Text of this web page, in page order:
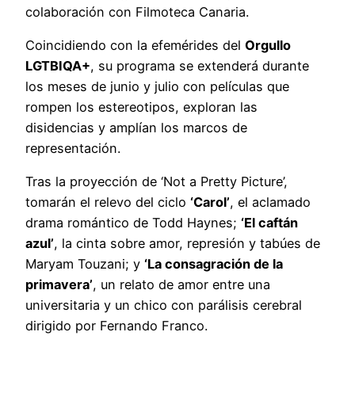
colaboración con Filmoteca Canaria.
Coincidiendo con la efemérides del Orgullo
LGTBIQA+, su programa se extenderá durante
los meses de junio y julio con películas que
rompen los estereotipos, exploran las
disidencias y amplían los marcos de
representación.
Tras la proyección de ‘Not a Pretty Picture’,
tomarán el relevo del ciclo ‘Carol’, el aclamado
drama romántico de Todd Haynes; ‘El caftán
azul’, la cinta sobre amor, represión y tabúes de
Maryam Touzani; y ‘La consagración de la
primavera’, un relato de amor entre una
universitaria y un chico con parálisis cerebral
dirigido por Fernando Franco.